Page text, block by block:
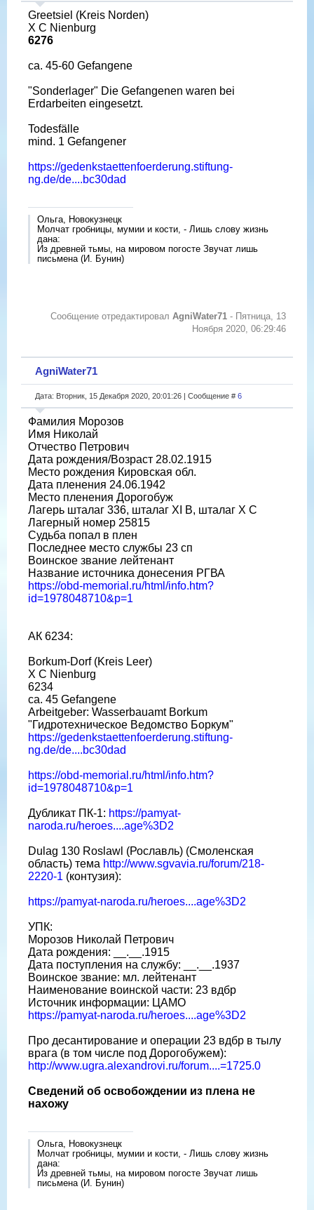
Greetsiel (Kreis Norden)
X C Nienburg
6276
ca. 45-60 Gefangene
"Sonderlager" Die Gefangenen waren bei
Erdarbeiten eingesetzt.
Todesfälle
mind. 1 Gefangener
https://gedenkstaettenfoerderung.stiftung-
ng.de/de....bc30dad
Ольга, Новокузнецк
Молчат гробницы, мумии и кости, - Лишь слову жизнь
дана:
Из древней тьмы, на мировом погосте Звучат лишь
письмена (И. Бунин)
Сообщение отредактировал AgniWater71 - Пятница, 13
Ноября 2020, 06:29:46
AgniWater71
Дата: Вторник, 15 Декабря 2020, 20:01:26 | Сообщение # 6
Фамилия Морозов
Имя Николай
Отчество Петрович
Дата рождения/Возраст 28.02.1915
Место рождения Кировская обл.
Дата пленения 24.06.1942
Место пленения Дорогобуж
Лагерь шталаг 336, шталаг XI B, шталаг X C
Лагерный номер 25815
Судьба попал в плен
Последнее место службы 23 сп
Воинское звание лейтенант
Название источника донесения РГВА
https://obd-memorial.ru/html/info.htm?
id=1978048710&p=1
АК 6234:
Borkum-Dorf (Kreis Leer)
X C Nienburg
6234
ca. 45 Gefangene
Arbeitgeber: Wasserbauamt Borkum
"Гидротехническое Ведомство Боркум"
https://gedenkstaettenfoerderung.stiftung-
ng.de/de....bc30dad
https://obd-memorial.ru/html/info.htm?
id=1978048710&p=1
Дубликат ПК-1: https://pamyat-
naroda.ru/heroes....age%3D2
Dulag 130 Roslawl (Рославль) (Смоленская
область) тема http://www.sgvavia.ru/forum/218-
2220-1 (контузия):
https://pamyat-naroda.ru/heroes....age%3D2
УПК:
Морозов Николай Петрович
Дата рождения: __.__.1915
Дата поступления на службу: __.__.1937
Воинское звание: мл. лейтенант
Наименование воинской части: 23 вдбр
Источник информации: ЦАМО
https://pamyat-naroda.ru/heroes....age%3D2
Про десантирование и операции 23 вдбр в тылу
врага (в том числе под Дорогобужем):
http://www.ugra.alexandrovi.ru/forum....=1725.0
Сведений об освобождении из плена не
нахожу
Ольга, Новокузнецк
Молчат гробницы, мумии и кости, - Лишь слову жизнь
дана:
Из древней тьмы, на мировом погосте Звучат лишь
письмена (И. Бунин)